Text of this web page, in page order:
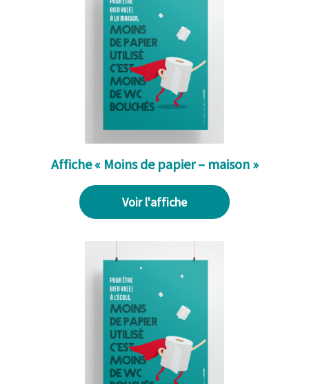
Affiche « Moins de papier – maison »
Voir l'affiche